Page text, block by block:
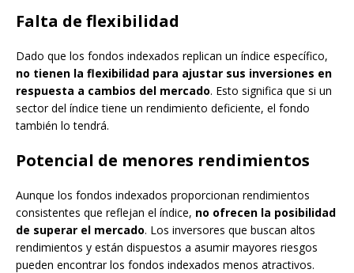
Falta de flexibilidad
Dado que los fondos indexados replican un índice específico,
no tienen la flexibilidad para ajustar sus inversiones en
respuesta a cambios del mercado. Esto significa que si un
sector del índice tiene un rendimiento deficiente, el fondo
también lo tendrá.
Potencial de menores rendimientos
Aunque los fondos indexados proporcionan rendimientos
consistentes que reflejan el índice, no ofrecen la posibilidad
de superar el mercado. Los inversores que buscan altos
rendimientos y están dispuestos a asumir mayores riesgos
pueden encontrar los fondos indexados menos atractivos.